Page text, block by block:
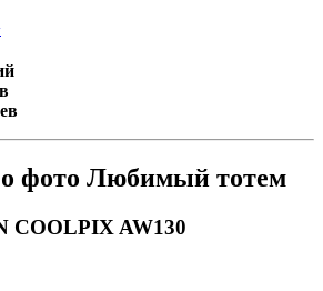
фото Любимый тотем
COOLPIX AW130